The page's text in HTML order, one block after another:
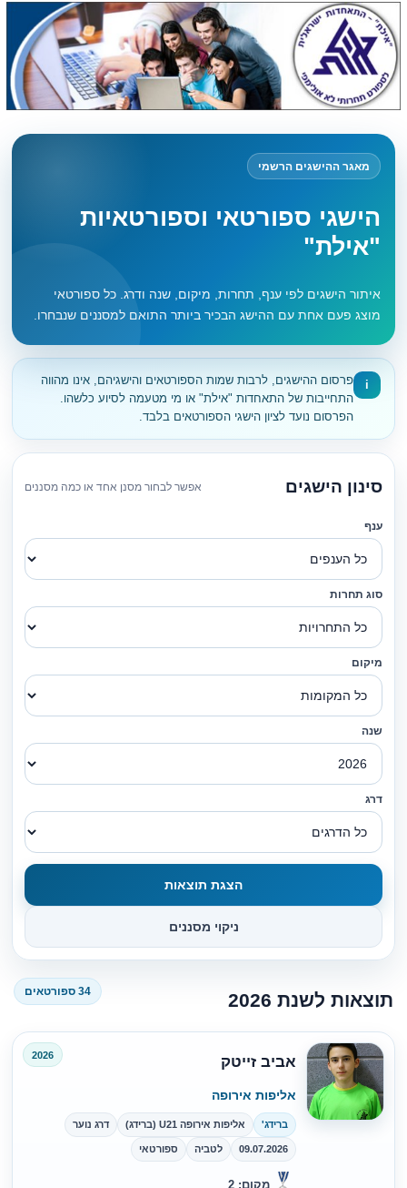
מאגר ההישגים הרשמי
הישגי ספורטאי וספורטאיות
"אילת"
איתור הישגים לפי ענף, תחרות, מיקום, שנה ודרג. כל ספורטאי
מוצג פעם אחת עם ההישג הבכיר ביותר התואם למסננים שנבחרו.
i
פרסום ההישגים, לרבות שמות הספורטאים והישגיהם, אינו מהווה
התחייבות של התאחדות "אילת" או מי מטעמה לסיוע כלשהו.
הפרסום נועד לציון הישגי הספורטאים בלבד.
סינון הישגים אפשר לבחור מסנן אחד או כמה מסננים
ענף
סוג תחרות
מיקום
שנה
דרג
הצגת תוצאות
ניקוי מסננים
תוצאות לשנת 2026 34 ספורטאים
אביב זייטק 2026
אליפות אירופה
ברידג' אליפות אירופה U21 (ברידג) דרג נוער
09.07.2026 לטביה ספורטאי
מקום: 2